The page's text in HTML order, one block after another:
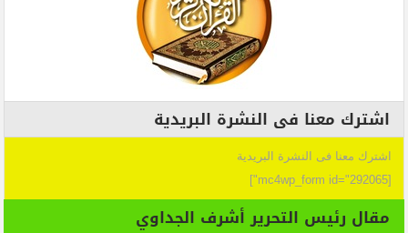
اشترك معنا فى النشرة البريدية
اشترك معنا فى النشرة البريدية
[mc4wp_form id="292065"]
مقال رئيس التحرير أشرف الجداوي